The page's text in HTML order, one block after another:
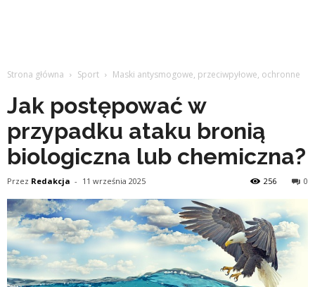
Strona główna Sport Maski antysmogowe, przeciwpyłowe, ochronne
Jak postępować w
przypadku ataku bronią
biologiczna lub chemiczna?
Przez Redakcja - 11 września 2025 0
256